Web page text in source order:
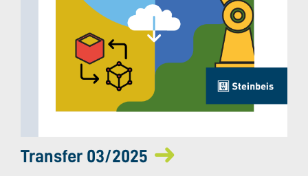
Transfer 03/2025